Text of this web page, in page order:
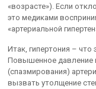
«возрасте»). Если
это медиками
«артериальной
Итак, гипертония – что
Повышенное давление
(спазмирования)
вызвать утолщение